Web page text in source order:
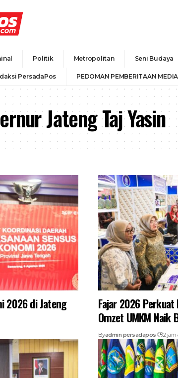
Politik Metropolitan Seni Budaya
PersadaPos PEDOMAN PEMBERITAAN
Jateng Taj Yasin
2026 di Jateng
Fajar 2026
Omzet UMKM Naik
Byadmin persadapos 2 jam